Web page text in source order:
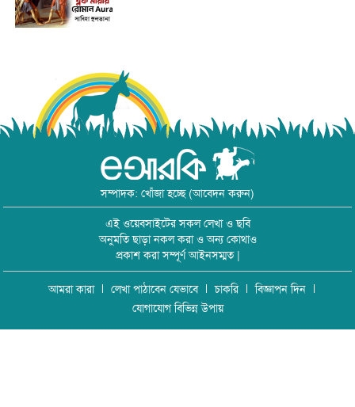
সম্পাদক: খোঁজা হচ্ছে (আবেদন করুন)
এই ওয়েবসাইটের সকল লেখা ও ছবি
অনুমতি ছাড়া নকল করা ও অন্য কোথাও
প্রকাশ করা সম্পূর্ণ আইনসম্মত |
আমরা কারা লেখা পাঠাবেন যেভাবে চাকরি
বিজ্ঞাপন দিন
যোগাযোগ বিভিন্ন উপায়